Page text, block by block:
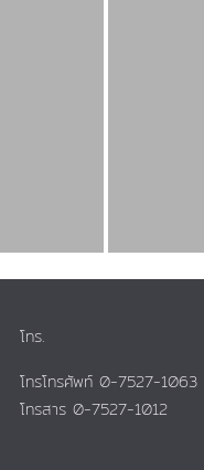
โทร.
โทรโทรศัพท์ 0-7527-1063
โทรสาร 0-7527-1012